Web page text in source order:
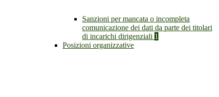
Sanzioni per mancata o incompleta
comunicazione dei dati da parte dei titolari
di incarichi dirigenziali 1
Posizioni organizzative